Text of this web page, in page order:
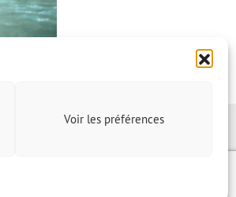
Voir les préférences